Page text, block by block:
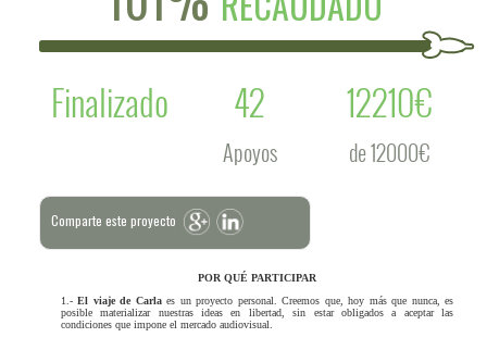
Finalizado
42
Apoyos
12210€
de 12000€
Comparte este proyecto
POR QUÉ PARTICIPAR
1.-El viaje de Carlaes un proyecto personal. Creemos que, hoy más que nunca, es
posible materializar nuestras ideas en libertad, sin estar obligados a aceptar las
condiciones que impone el mercado audiovisual.